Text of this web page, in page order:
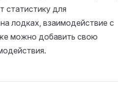
статистику для
лодках, взаимодействие с
можно добавить свою